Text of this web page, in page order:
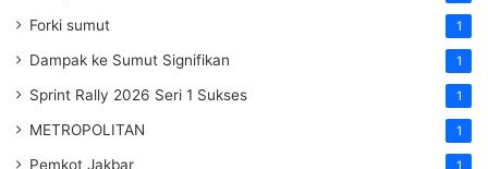
Forki sumut 1
Dampak ke Sumut Signifikan 1
Sprint Rally 2026 Seri 1 Sukses 1
METROPOLITAN 1
Pemkot Jakbar 1